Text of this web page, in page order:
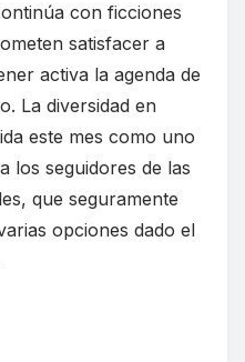
con ficciones
satisfacer a
activa la agenda de
La diversidad en
este mes como uno
los seguidores de las
que seguramente
opciones dado el